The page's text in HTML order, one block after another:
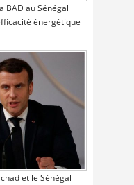
BAD au Sénégal
énergétique
et le Sénégal